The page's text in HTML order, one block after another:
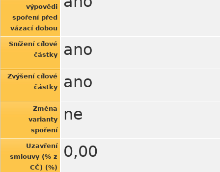
výpovědi
spoření před
vázací dobou
Snížení cílové
částky
ano
Zvýšení cílové
částky
ano
Změna
varianty
spoření
ne
Uzavření
smlouvy (% z
CČ) (%)
0,00